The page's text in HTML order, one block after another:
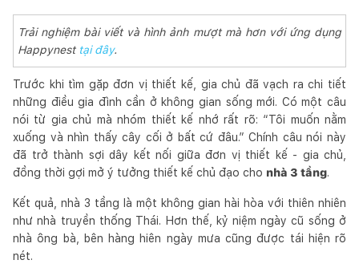
Trải nghiệm bài viết và hình ảnh mượt mà hơn với ứng dụng
Happynest tại đây.
Trước khi tìm gặp đơn vị thiết kế, gia chủ đã vạch ra chi tiết
những điều gia đình cần ở không gian sống mới. Có một câu
nói từ gia chủ mà nhóm thiết kế nhớ rất rõ: “Tôi muốn nằm
xuống và nhìn thấy cây cối ở bất cứ đâu.” Chính câu nói này
đã trở thành sợi dây kết nối giữa đơn vị thiết kế - gia chủ,
đồng thời gợi mở ý tưởng thiết kế chủ đạo cho nhà 3 tầng.
Kết quả, nhà 3 tầng là một không gian hài hòa với thiên nhiên
như nhà truyền thống Thái. Hơn thế, kỷ niệm ngày cũ sống ở
nhà ông bà, bên hàng hiên ngày mưa cũng được tái hiện rõ
nét.